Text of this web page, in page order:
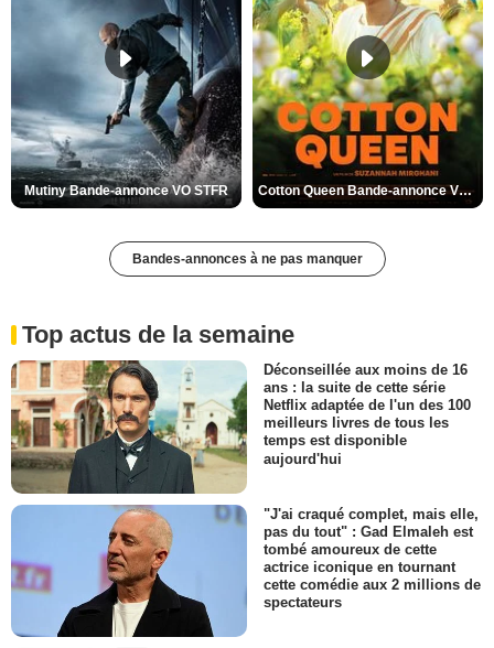
Mutiny Bande-annonce VO STFR Cotton Queen Bande-annonce VO STFR
Bandes-annonces à ne pas manquer
Top actus de la semaine
Déconseillée aux moins de 16
ans : la suite de cette série
Netflix adaptée de l'un des 100
meilleurs livres de tous les
temps est disponible
aujourd'hui
"J'ai craqué complet, mais elle,
pas du tout" : Gad Elmaleh est
tombé amoureux de cette
actrice iconique en tournant
cette comédie aux 2 millions de
spectateurs